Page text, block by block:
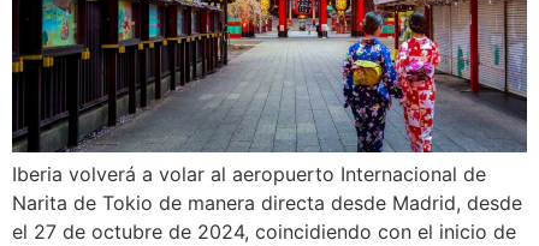
Iberia volverá a volar al aeropuerto Internacional de
Narita de Tokio de manera directa desde Madrid, desde
el 27 de octubre de 2024, coincidiendo con el inicio de